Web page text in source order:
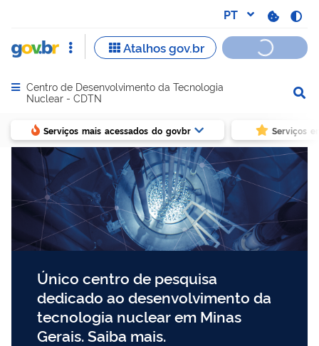
Abrir menu principal de navegação
Centro de Desenvolvimento da Tecnologia
Nuclear - CDTN
Serviços mais acessados do govbr Serviços
Único centro de pesquisa
dedicado ao desenvolvimento da
tecnologia nuclear em Minas
Gerais. Saiba mais.